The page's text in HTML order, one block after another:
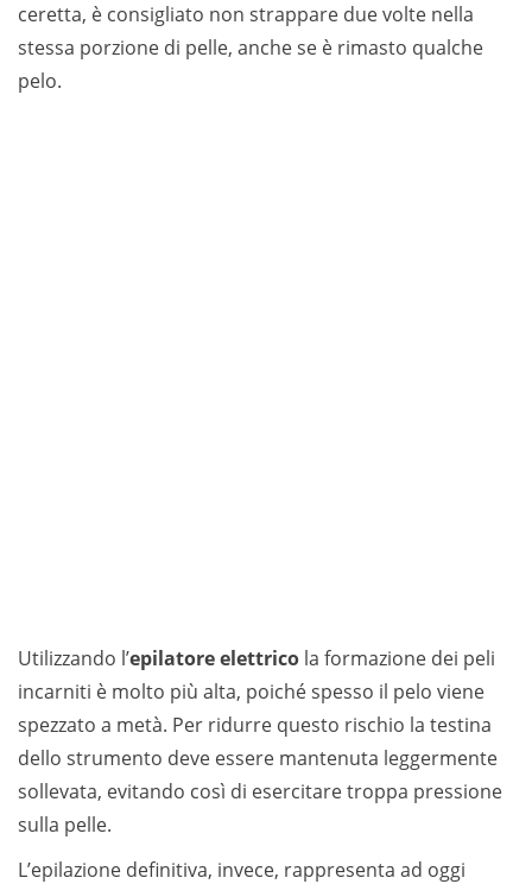
ceretta, è consigliato non strappare due volte nella
stessa porzione di pelle, anche se è rimasto qualche
pelo.
Utilizzando l’epilatore elettrico la formazione dei peli
incarniti è molto più alta, poiché spesso il pelo viene
spezzato a metà. Per ridurre questo rischio la testina
dello strumento deve essere mantenuta leggermente
sollevata, evitando così di esercitare troppa pressione
sulla pelle.
L’epilazione definitiva, invece, rappresenta ad oggi